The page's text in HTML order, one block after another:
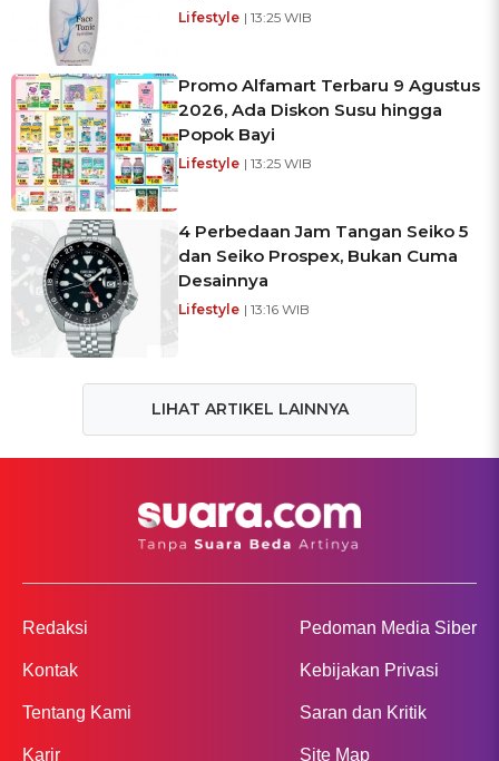
Lifestyle | 13:25 WIB
Promo Alfamart Terbaru 9 Agustus
2026, Ada Diskon Susu hingga
Popok Bayi
Lifestyle | 13:25 WIB
4 Perbedaan Jam Tangan Seiko 5
dan Seiko Prospex, Bukan Cuma
Desainnya
Lifestyle | 13:16 WIB
LIHAT ARTIKEL LAINNYA
Redaksi
Kontak
Tentang Kami
Karir
Pedoman Media Siber
Kebijakan Privasi
Saran dan Kritik
Site Map